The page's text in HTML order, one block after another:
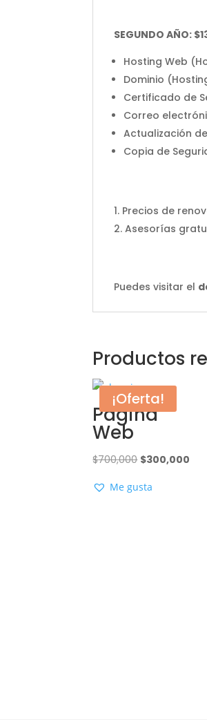
SEGUNDO AÑO:
Hosting Web
Dominio
Certificado de
Correo
Actualización
Copia de
Precios de
Asesorías
Puedes visitar el
Productos
¡Oferta!
Página
Web
$700,000 El
original
$300,000
Me gusta